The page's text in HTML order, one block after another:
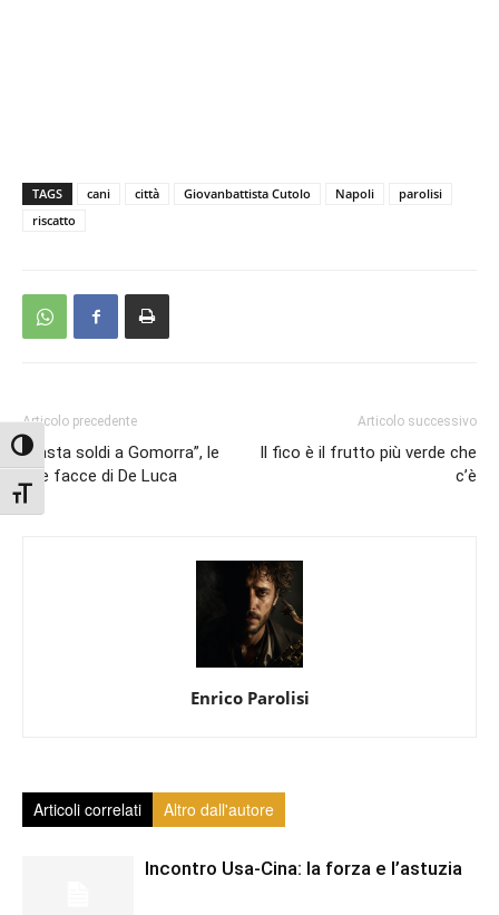
Attiva/disattiva alto contrasto
Attiva/disattiva dimensione testo
TAGS cani città Giovanbattista Cutolo Napoli
parolisi
riscatto
Articolo precedente
“Basta soldi a Gomorra”, le
due facce di De Luca
Articolo successivo
Il fico è il frutto più verde che
c’è
Enrico Parolisi
Articoli correlati Altro dall'autore
Incontro Usa-Cina: la forza e l’astuzia